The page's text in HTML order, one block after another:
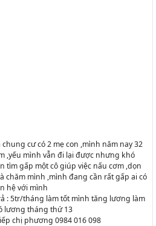
cư có 2 mẹ con ,mình năm nay 32
,yếu mình vẫn đi lại được nhưng khó
tìm gấp một cô giúp việc nấu cơm ,dọn
chăm mình ,mình đang cần rất gấp ai có
hệ với mình
: 5tr/tháng làm tốt mình tăng lương làm
lương tháng thứ 13
chị phương 0984 016 098